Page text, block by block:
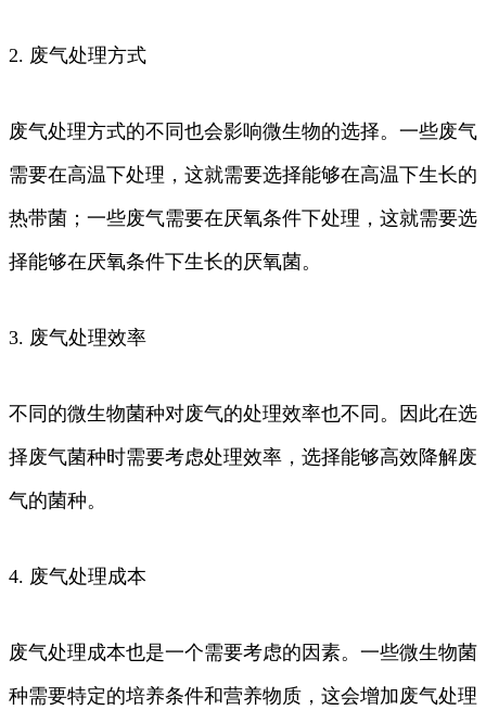
2. 废气处理方式
废气处理方式的不同也会影响微生物的选择。一些废气
需要在高温下处理，这就需要选择能够在高温下生长的
热带菌；一些废气需要在厌氧条件下处理，这就需要选
择能够在厌氧条件下生长的厌氧菌。
3. 废气处理效率
不同的微生物菌种对废气的处理效率也不同。因此在选
择废气菌种时需要考虑处理效率，选择能够高效降解废
气的菌种。
4. 废气处理成本
废气处理成本也是一个需要考虑的因素。一些微生物菌
种需要特定的培养条件和营养物质，这会增加废气处理